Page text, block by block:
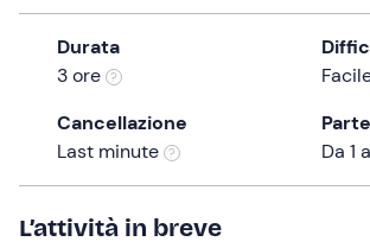
to
shortcuts
changing
dates.
Durata
3 ore
Cancellazione
Last minute
Da 1
L’attività in breve